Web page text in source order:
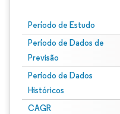
Período de Estudo
Período de Dados de
Previsão
Período de Dados
Históricos
CAGR